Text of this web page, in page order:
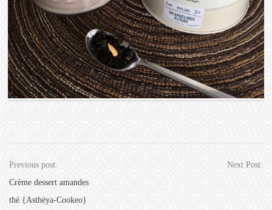
Previous post:
Crème dessert amandes
thé {Asthéya-Cookeo}
Next Post: